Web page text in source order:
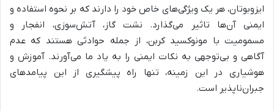
ایزوبوتان، هر یک ویژگی‌های خاص خود را دارند که بر نحوه استفاده و
ایمنی آن‌ها تاثیر می‌گذارد. نشت گاز، آتش‌سوزی، انفجار و
مسمومیت با مونوکسید کربن، از جمله حوادثی هستند که عدم
آگاهی و بی‌توجهی به نکات ایمنی را به یاد ما می‌آورند. آموزش و
هوشیاری در این زمینه، تنها راه پیشگیری از این پیامدهای
جبران‌ناپذیر است.